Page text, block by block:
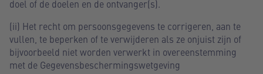
doel of de doelen en de ontvanger(s).
(ii) Het recht om persoonsgegevens te corrigeren, aan te
vullen, te beperken of te verwijderen als ze onjuist zijn of
bijvoorbeeld niet worden verwerkt in overeenstemming
met de Gegevensbeschermingswetgeving